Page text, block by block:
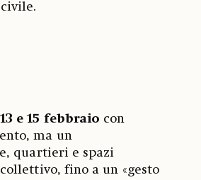
13 e 15 febbraio con
ma un
quartieri e spazi
fino a un «gesto